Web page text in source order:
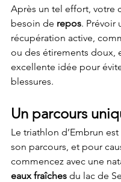
Après un tel effort, votre
besoin de repos. Prévoir
récupération active,
ou des étirements doux,
excellente idée pour
blessures.
Un parcours
Le triathlon d’Embrun
son parcours, et pour
commencez avec une
eaux fraîches du lac de